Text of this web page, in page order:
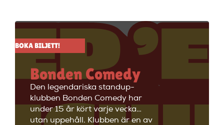
BOKA BILJETT!
Bonden Comedy
Den legendariska standup-
klubben Bonden Comedy har
under 15 år kört varje vecka
utan uppehåll. Klubben är en av